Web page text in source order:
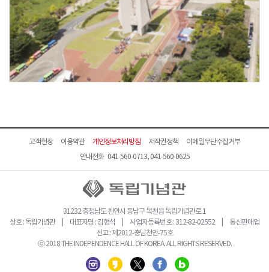
고객헌장 이용약관 개인정보처리방침 저작권정책
이메일무단수집거부
안내전화 041-560-0713, 041-560-0625
31232 충청남도 천안시 동남구 목천읍 독립기념관로 1
상호 : 독립기념관 | 대표자명 : 김형석 | 사업자등록번호 : 312-82-02552 | 통신판매업
신고 : 제2012-충남천안-75호
ⓒ 2018 THE INDEPENDENCE HALL OF KOREA. ALL RIGHTS RESERVED.